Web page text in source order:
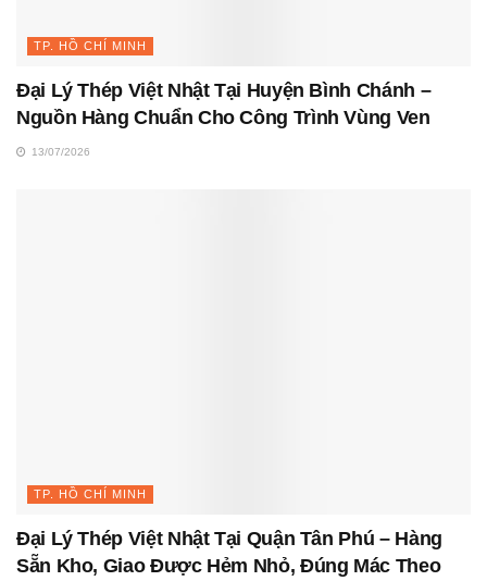
TP. HỒ CHÍ MINH
Đại Lý Thép Việt Nhật Tại Huyện Bình Chánh –
Nguồn Hàng Chuẩn Cho Công Trình Vùng Ven
13/07/2026
TP. HỒ CHÍ MINH
Đại Lý Thép Việt Nhật Tại Quận Tân Phú – Hàng
Sẵn Kho, Giao Được Hẻm Nhỏ, Đúng Mác Theo